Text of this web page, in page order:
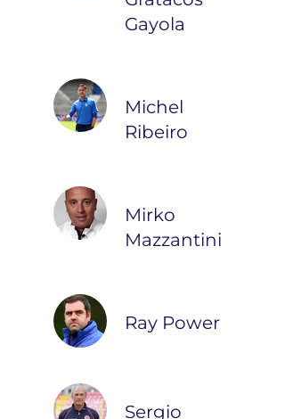
Gayola
Michel
Ribeiro
Mirko
Mazzantini
Ray Power
Sergio